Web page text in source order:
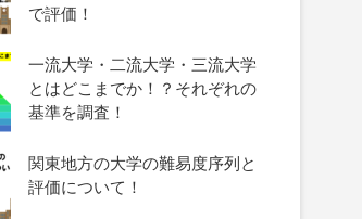
で評価！
一流大学・二流大学・三流大学
とはどこまでか！？それぞれの
基準を調査！
関東地方の大学の難易度序列と
評価について！